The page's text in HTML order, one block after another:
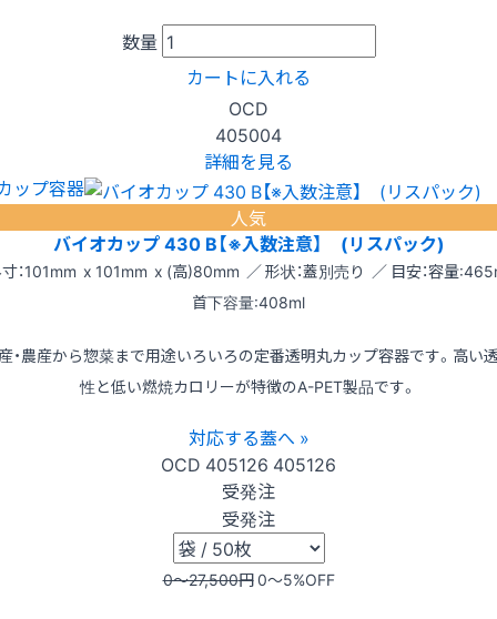
数量
カートに入れる
OCD
405004
詳細を見る
ップ容器
人気
バイオカップ 430 B【※入数注意】 (リスパック)
：101mm x 101mm x (高)80mm ／ 形状：蓋別売り ／ 目安：容量
首下容量:408ml
・農産から惣菜まで用途いろいろの定番透明丸カップ容器です。高い
性と低い燃焼カロリーが特徴のA-PET製品です。
対応する蓋へ »
OCD 405126 405126
受発注
受発注
0〜27,500円0〜5%OFF